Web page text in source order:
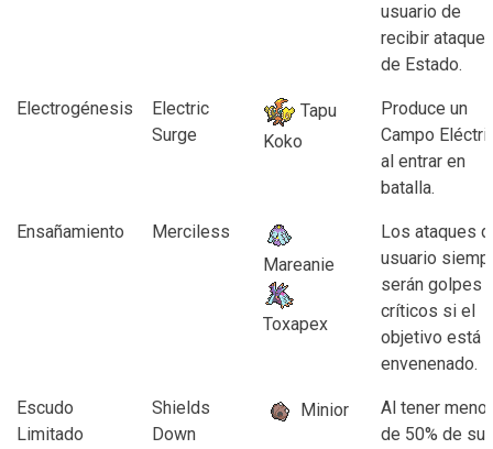
usuario de
recibir
de Estado.
Electrogénesis
Electric
Surge
Tapu
Koko
Produce un
Campo
al entrar en
batalla.
Ensañamiento
Merciless
Mareanie
Toxapex
Los ataques
usuario
serán golpes
críticos si el
objetivo está
envenenado.
Escudo
Limitado
Shields
Down
Minior
Al tener
de 50% de